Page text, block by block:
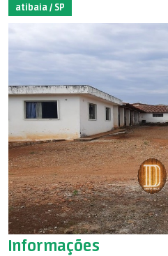
atibaia / SP
Informações